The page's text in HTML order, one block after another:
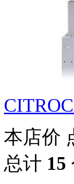
本店价
总计 15